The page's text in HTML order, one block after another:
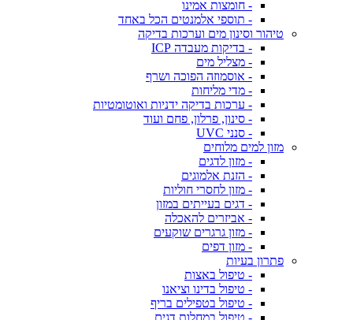
- חומצות אמינו
- תוספי אלמנטים הכל באחד
טיהור וסינון מים וערכות בדיקה
- בדיקות מעבדה ICP
- מצליל מים
- אוסמוזה הפוכה ושרף
- מדי מליחות
- ערכות בדיקה ידניות ואוטומטיות
- סינון, פרלון, פחם ועוד
- סנני UVC
מזון למים מלוחים
- מזון לדגים
- הזנת אלמוגים
- מזון לחסרי חוליות
- דגים בעייתים במזון
- אביזרים להאכלה
- מזון גרגרים שוקעים
- מזון דפים
פתרון בעיות
- טיפול באצות
- טיפול בדינו וציאנו
- טיפול בטפילים בריף
- טיפול במחלות דגים